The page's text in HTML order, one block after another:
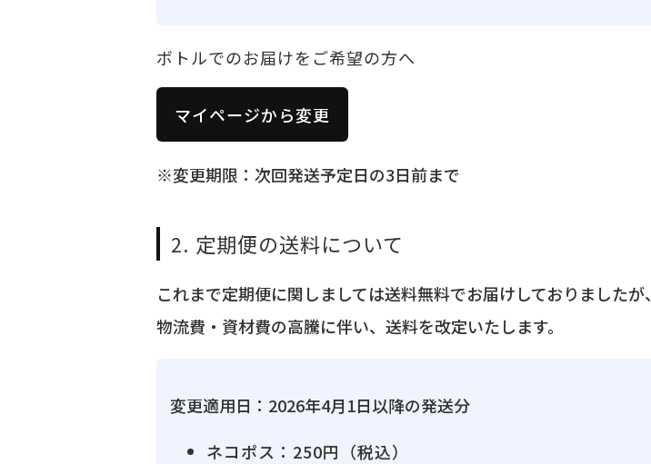
ボトルでのお届けをご希望の方へ
マイページから変更
※変更期限：次回発送予定日の3日前まで
2. 定期便の送料について
これまで定期便に関しましては送料無料でお届けしておりましたが、
物流費・資材費の高騰に伴い、送料を改定いたします。
変更適用日：2026年4月1日以降の発送分
ネコポス：250円（税込）